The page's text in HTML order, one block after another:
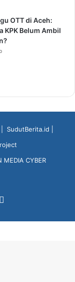
OTT di Aceh:
KPK Belum Ambil
SudutBerita.id
MEDIA CYBER